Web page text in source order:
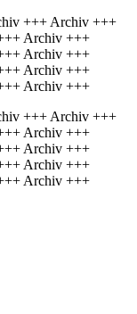
+++ Archiv +++
Archiv +++
Archiv +++
Archiv +++
Archiv +++
+++ Archiv +++
Archiv +++
Archiv +++
Archiv +++
Archiv +++